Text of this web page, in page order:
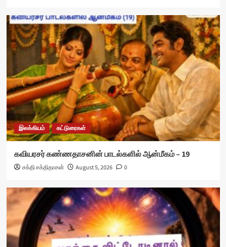
இலக்கியம் கட்டுரைகள்
கவியரசர் கண்ணதாசனின் பாடல்களில் ஆன்மீகம் – 19
சக்தி சக்திதாசன் August 5, 2026 0